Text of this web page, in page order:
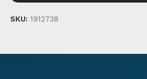
SKU: 1912738